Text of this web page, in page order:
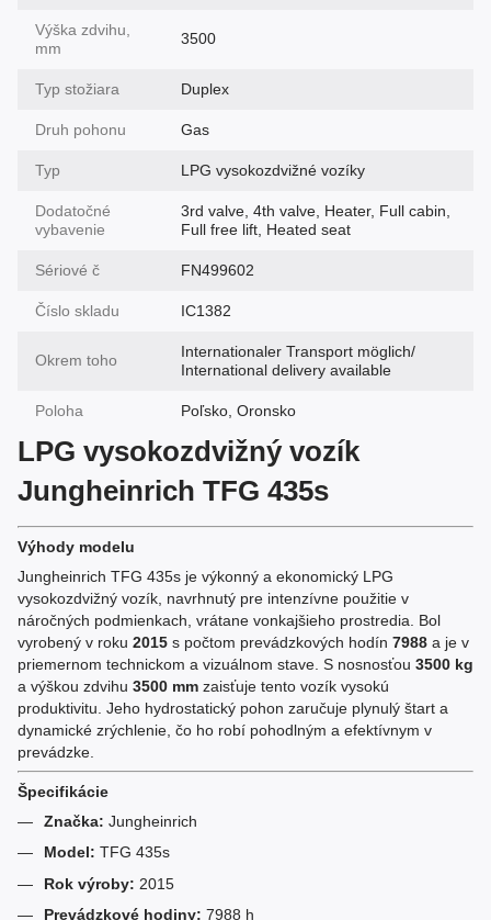
Výška zdvihu,
mm
3500
Typ stožiara Duplex
Druh pohonu Gas
Typ LPG vysokozdvižné vozíky
Dodatočné
vybavenie
3rd valve, 4th valve, Heater, Full cabin,
Full free lift, Heated seat
Sériové č FN499602
Číslo skladu IC1382
Okrem toho
Internationaler Transport möglich/
International delivery available
Poloha Poľsko, Oronsko
LPG vysokozdvižný vozík
Jungheinrich TFG 435s
Výhody modelu
Jungheinrich TFG 435s je výkonný a ekonomický LPG
vysokozdvižný vozík, navrhnutý pre intenzívne použitie v
náročných podmienkach, vrátane vonkajšieho prostredia. Bol
vyrobený v roku 2015 s počtom prevádzkových hodín 7988 a je v
priemernom technickom a vizuálnom stave. S nosnosťou 3500 kg
a výškou zdvihu 3500 mm zaisťuje tento vozík vysokú
produktivitu. Jeho hydrostatický pohon zaručuje plynulý štart a
dynamické zrýchlenie, čo ho robí pohodlným a efektívnym v
prevádzke.
Špecifikácie
Značka: Jungheinrich
Model: TFG 435s
Rok výroby: 2015
Prevádzkové hodiny: 7988 h